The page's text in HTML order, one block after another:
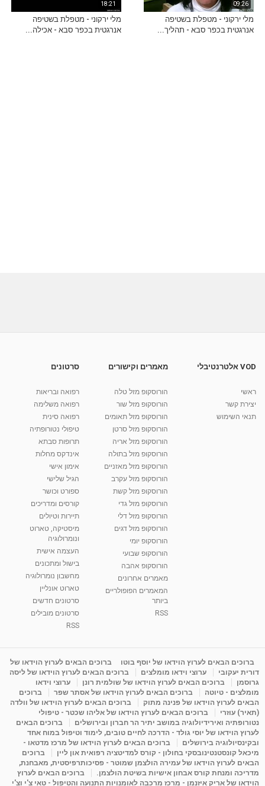
09:26
מלי ירקוני - מטפלת בשטיפה
אנרגטית בכפר סבא - תהליך...
18:21
מלי ירקוני - מטפלת בשטיפה
אנרגטית בכפר סבא - אכילה...
VOD אלטרנטיבלי
ראשי
יצירת קשר
תנאי השימוש
מאמרים וקישורים
הורוסקופ מזל טלה
הורוסקופ מזל שור
הורוסקופ מזל תאומים
הורוסקופ מזל סרטן
הורוסקופ מזל אריה
הורוסקופ מזל בתולה
הורוסקופ מזל מאזניים
הורוסקופ מזל עקרב
הורוסקופ מזל קשת
הורוסקופ מזל גדי
הורוסקופ מזל דלי
הורוסקופ מזל דגים
הורוסקופ יומי
הורוסקופ שבועי
הורוסקופ אהבה
מאמרים אחרונים
המאמרים הפופולריים
ביותר
RSS
סרטונים
רפואה ובריאות
רפואה משלימה
רפואה סינית
טיפולי נטורופתיה
תרופות סבתא
אינדקס מחלות
אימון אישי
הגיל שלישי
ספורט וכושר
קורסים ומדריכים
תיירות וטיולים
מיסטיקה, טארוט
ונומרולוגיה
העצמה אישית
בישול ומתכונים
מחשבון נומרולוגיה
טארוט אונליין
סרטונים חדשים
סרטונים מובילים
RSS
ברוכים הבאים לערוץ הוידאו של יוסף בוטו
ברוכים הבאים לערוץ הוידאו של
דורית יעקובי
ערוצי וידאו מומלצים
ברוכים הבאים לערוץ הוידאו של ליסה
גרוסמן
ברוכים הבאים לערוץ הוידאו של שולמית רונן
ערוצי וידאו
מומלצים - טיוטה
ברוכים הבאים לערוץ הוידאו של אסתר שפר
ברוכים
הבאים לערוץ הוידאו של פנינה מתוק
ברוכים הבאים לערוץ הוידאו של וולדה
(תאיר) עוזרי
ברוכים הבאים לערוץ הוידאו של אליהו שכטר - טיפולי
נטורופתיה ואירידיולוגיה במושב יתיר הר חברון ובירושלים
ברוכים הבאים
לערוץ הוידאו של יוסי גולד - הדרכה לחיים טובים, לימוד וטיפול במוח אחד
ובקינסיולוגיה בירושלים
ברוכים הבאים לערוץ הוידאו של מרכז מדטאו -
מיכאל קונסטנטינובסקי בחולון - קורס למדיטציה רפואית און ליין
ברוכים
הבאים לערוץ הוידאו של עמירה הולצמן שמוטר - פסיכותרפיסטית, מאבחנת,
מדריכה ומנחת קורס אבחון אישיות בשיטת הולצמן.
ברוכים הבאים לערוץ
הוידאו של אריק איזנמן - מרכז מרכבה לאומנויות התנועה והטיפול - טאי צ'י וצ'י